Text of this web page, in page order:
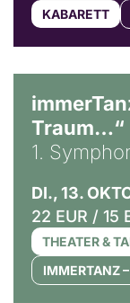
KABARETT
Traum…“
1.
DI., 13.
22 EUR / 15
THEATER &
IMMERTANZ